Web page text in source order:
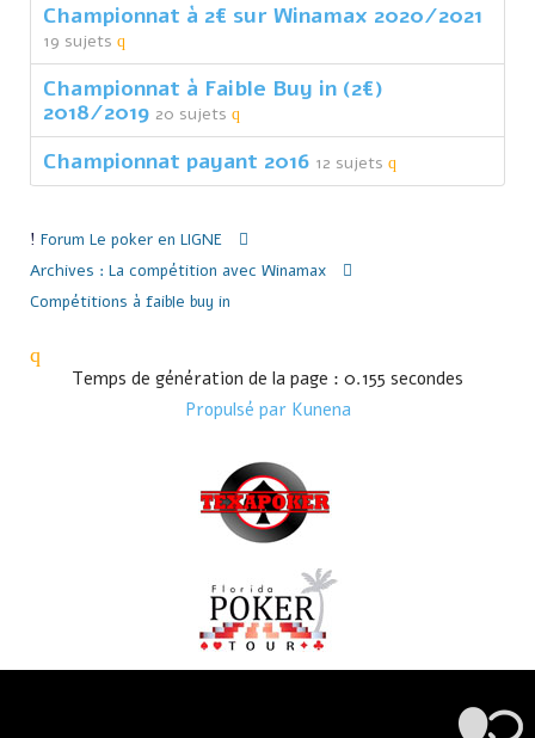
Championnat à 2€ sur Winamax 2020/2021
19 sujets
Championnat à Faible Buy in (2€)
2018/2019 20 sujets
Championnat payant 2016 12 sujets
Forum Le poker en LIGNE
Archives : La compétition avec Winamax
Compétitions à faible buy in
Temps de génération de la page : 0.155 secondes
Propulsé par Kunena